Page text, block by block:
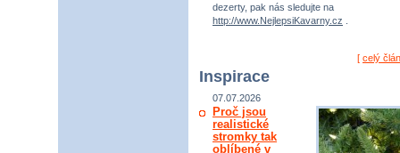
dezerty, pak nás sledujte na
http://www.NejlepsiKavarny.cz
[ celý
Inspirace
07.07.2026
Proč jsou
realistické
stromky tak
oblíbené v